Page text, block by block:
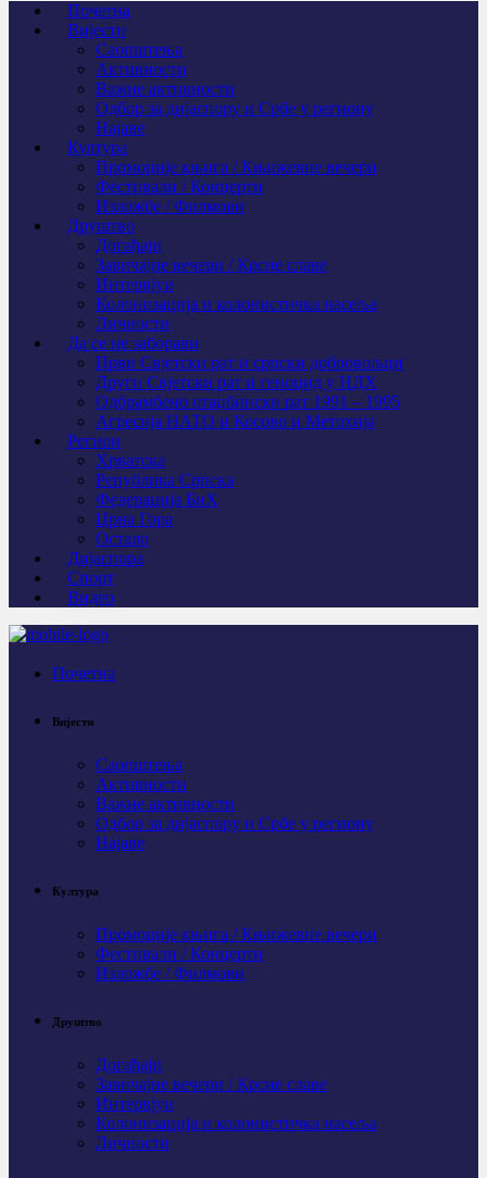
Почетна
Вијести
Саопштења
Активности
Важне активности
Одбор за дијаспору и Србе у региону
Најаве
Култура
Промоције књига / Књижевне вечери
Фестивали / Концерти
Изложбе / Филмови
Друштво
Догађаји
Завичајне вечери / Крсне славе
Интервјуи
Колонизација и колонистичка насеља
Личности
Да се не заборави
Први Свјeтски рат и српски добровољци
Други Свјетски рат и геноцид у НДХ
Одбрамбено отаџбински рат 1991 – 1995
Агресија НАТО и Косово и Метохија
Регион
Хрватска
Република Српска
Федерација БиХ
Црна Гора
Остало
Дијаспора
Спорт
Видео
Почетна
Вијести
Саопштења
Активности
Важне активности
Одбор за дијаспору и Србе у региону
Најаве
Култура
Промоције књига / Књижевне вечери
Фестивали / Концерти
Изложбе / Филмови
Друштво
Догађаји
Завичајне вечери / Крсне славе
Интервјуи
Колонизација и колонистичка насеља
Личности